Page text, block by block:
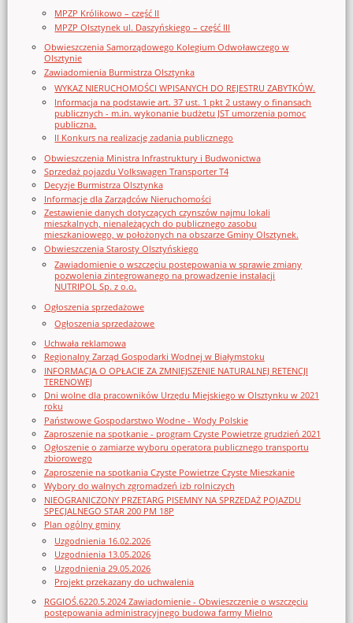
MPZP Królikowo – część II
MPZP Olsztynek ul. Daszyńskiego – część III
Obwieszczenia Samorządowego Kolegium Odwoławczego w
Olsztynie
Zawiadomienia Burmistrza Olsztynka
WYKAZ NIERUCHOMOŚCI WPISANYCH DO REJESTRU ZABYTKÓW.
Informacja na podstawie art. 37 ust. 1 pkt 2 ustawy o finansach
publicznych - m.in. wykonanie budżetu JST umorzenia pomoc
publiczna.
II Konkurs na realizację zadania publicznego
Obwieszczenia Ministra Infrastruktury i Budwonictwa
Sprzedaż pojazdu Volkswagen Transporter T4
Decyzje Burmistrza Olsztynka
Informacje dla Zarządców Nieruchomości
Zestawienie danych dotyczących czynszów najmu lokali
mieszkalnych, nienależących do publicznego zasobu
mieszkaniowego, w położonych na obszarze Gminy Olsztynek.
Obwieszczenia Starosty Olsztyńskiego
Zawiadomienie o wszczęciu postępowania w sprawie zmiany
pozwolenia zintegrowanego na prowadzenie instalacji
NUTRIPOL Sp. z o.o.
Ogłoszenia sprzedażowe
Ogłoszenia sprzedażowe
Uchwała reklamowa
Regionalny Zarząd Gospodarki Wodnej w Białymstoku
INFORMACJA O OPŁACIE ZA ZMNIEJSZENIE NATURALNEJ RETENCJI
TERENOWEJ
Dni wolne dla pracowników Urzędu Miejskiego w Olsztynku w 2021
roku
Państwowe Gospodarstwo Wodne - Wody Polskie
Zaproszenie na spotkanie - program Czyste Powietrze grudzień 2021
Ogłoszenie o zamiarze wyboru operatora publicznego transportu
zbiorowego
Zaproszenie na spotkania Czyste Powietrze Czyste Mieszkanie
Wybory do walnych zgromadzeń izb rolniczych
NIEOGRANICZONY PRZETARG PISEMNY NA SPRZEDAŻ POJAZDU
SPECJALNEGO STAR 200 PM 18P
Plan ogólny gminy
Uzgodnienia 16.02.2026
Uzgodnienia 13.05.2026
Uzgodnienia 29.05.2026
Projekt przekazany do uchwalenia
RGGIOŚ.6220.5.2024 Zawiadomienie - Obwieszczenie o wszczęciu
postępowania administracyjnego budowa farmy Mielno